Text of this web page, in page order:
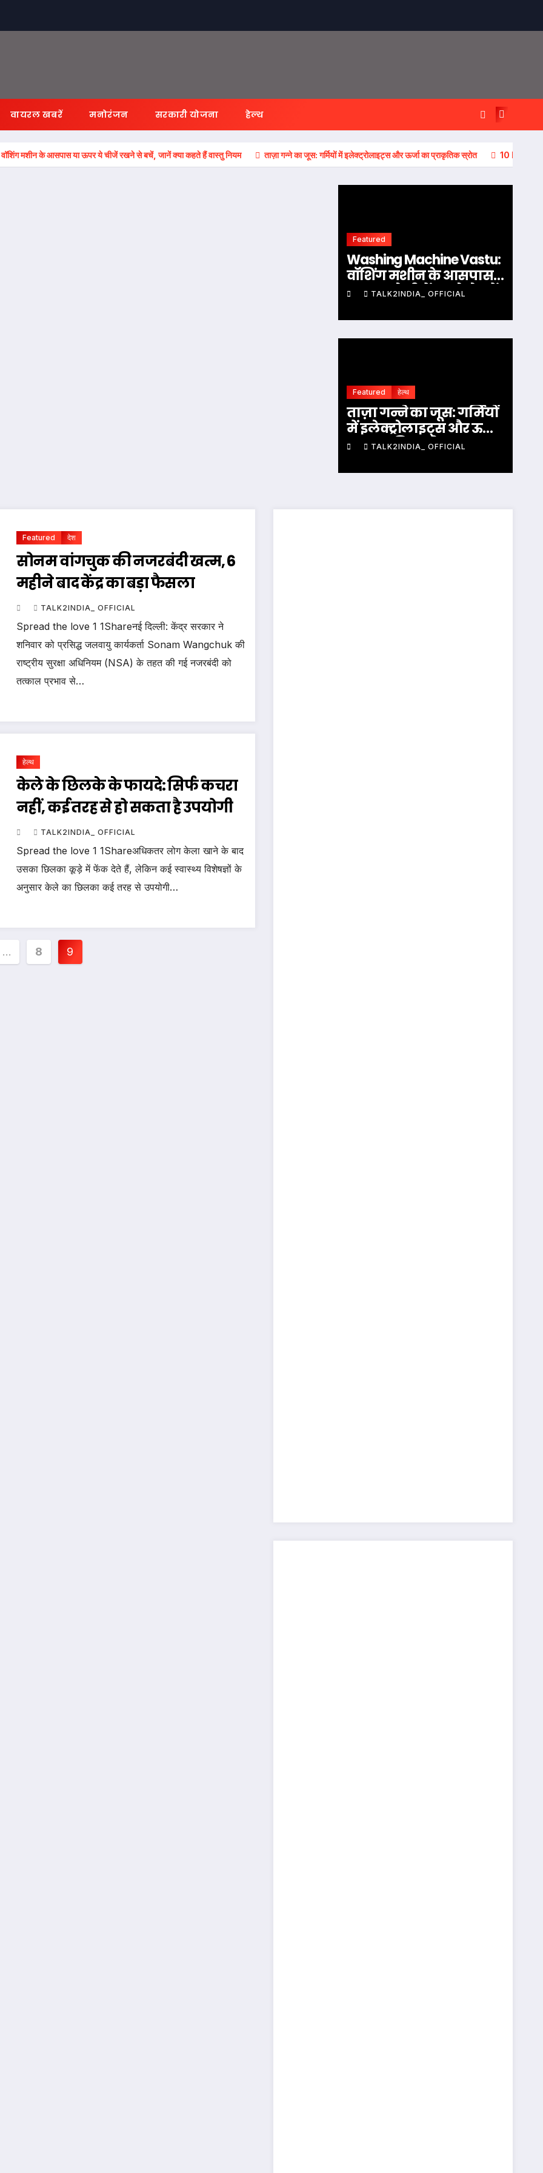
वायरल खबरें मनोरंजन सरकारी योजना हेल्थ
मशीन के आसपास या ऊपर ये चीजें रखने से बचें, जानें क्या कहते हैं वास्तु नियम ताज़ा गन्ने का जूस: गर्मियों में इलेक्ट्रोलाइट्स और ऊर्जा का प्राकृतिक स्रोत 10 Home
Featured
Washing Machine Vastu:
वॉशिंग मशीन के आसपास
या ऊपर ये चीजें रखने से बचें,
नियम
TALK2INDIA_ OFFICIAL
Featured हेल्थ
ताज़ा गन्ने का जूस: गर्मियों
में इलेक्ट्रोलाइट्स और ऊर्जा
का प्राकृतिक स्रोत
TALK2INDIA_ OFFICIAL
Featured देश
सोनम वांगचुक की नजरबंदी खत्म, 6
महीने बाद केंद्र का बड़ा फैसला
TALK2INDIA_ OFFICIAL
Spread the love 1 1Shareनई दिल्ली: केंद्र सरकार ने
शनिवार को प्रसिद्ध जलवायु कार्यकर्ता Sonam Wangchuk की
राष्ट्रीय सुरक्षा अधिनियम (NSA) के तहत की गई नजरबंदी को
तत्काल प्रभाव से…
हेल्थ
केले के छिलके के फायदे: सिर्फ कचरा
नहीं, कई तरह से हो सकता है उपयोगी
TALK2INDIA_ OFFICIAL
Spread the love 1 1Shareअधिकतर लोग केला खाने के बाद
उसका छिलका कूड़े में फेंक देते हैं, लेकिन कई स्वास्थ्य विशेषज्ञों के
अनुसार केले का छिलका कई तरह से उपयोगी…
… 8 9